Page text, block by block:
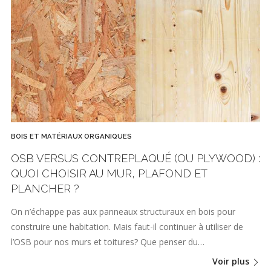
BOIS ET MATÉRIAUX ORGANIQUES
OSB VERSUS CONTREPLAQUÉ (OU PLYWOOD) :
QUOI CHOISIR AU MUR, PLAFOND ET
PLANCHER ?
On n’échappe pas aux panneaux structuraux en bois pour
construire une habitation. Mais faut-il continuer à utiliser de
l’OSB pour nos murs et toitures? Que penser du…
Voir plus